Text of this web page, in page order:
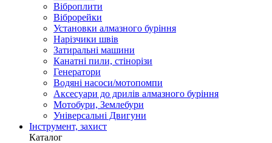
Віброплити
Віброрейки
Установки алмазного буріння
Нарізчики швів
Затиральні машини
Канатні пили, стінорізи
Генератори
Водяні насоси/мотопомпи
Аксесуари до дрилів алмазного буріння
Мотобури, Землебури
Універсальні Двигуни
Інструмент, захист
Каталог